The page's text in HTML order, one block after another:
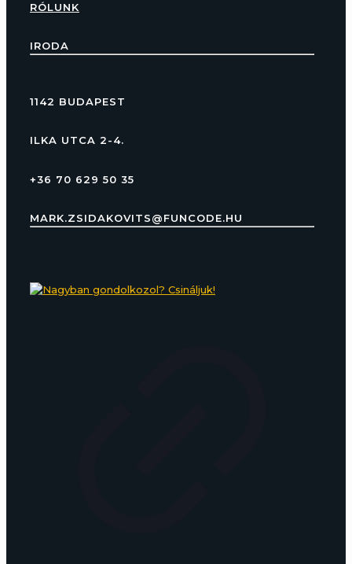
RÓLUNK
IRODA
1142 BUDAPEST
ILKA UTCA 2-4.
+36 70 629 50 35
MARK.ZSIDAKOVITS@FUNCODE.HU